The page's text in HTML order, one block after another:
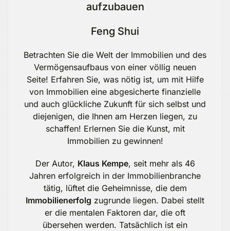
aufzubauen
Feng Shui
Betrachten Sie die Welt der Immobilien und des
Vermögensaufbaus von einer völlig neuen
Seite! Erfahren Sie, was nötig ist, um mit Hilfe
von Immobilien eine abgesicherte finanzielle
und auch glückliche Zukunft für sich selbst und
diejenigen, die Ihnen am Herzen liegen, zu
schaffen! Erlernen Sie die Kunst, mit
Immobilien zu gewinnen!
Der Autor, Klaus Kempe, seit mehr als 46
Jahren erfolgreich in der Immobilienbranche
tätig, lüftet die Geheimnisse, die dem
Immobilienerfolg zugrunde liegen. Dabei stellt
er die mentalen Faktoren dar, die oft
übersehen werden. Tatsächlich ist ein